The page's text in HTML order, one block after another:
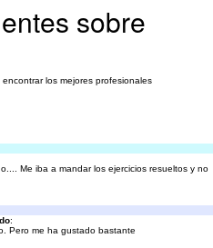
sobre
los mejores profesionales
Me iba a mandar los ejercicios resueltos y no
:
Pero me ha gustado bastante